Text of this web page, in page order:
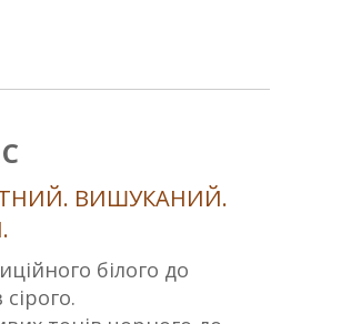
ВИШУКАНИЙ.
білого до
сірого.